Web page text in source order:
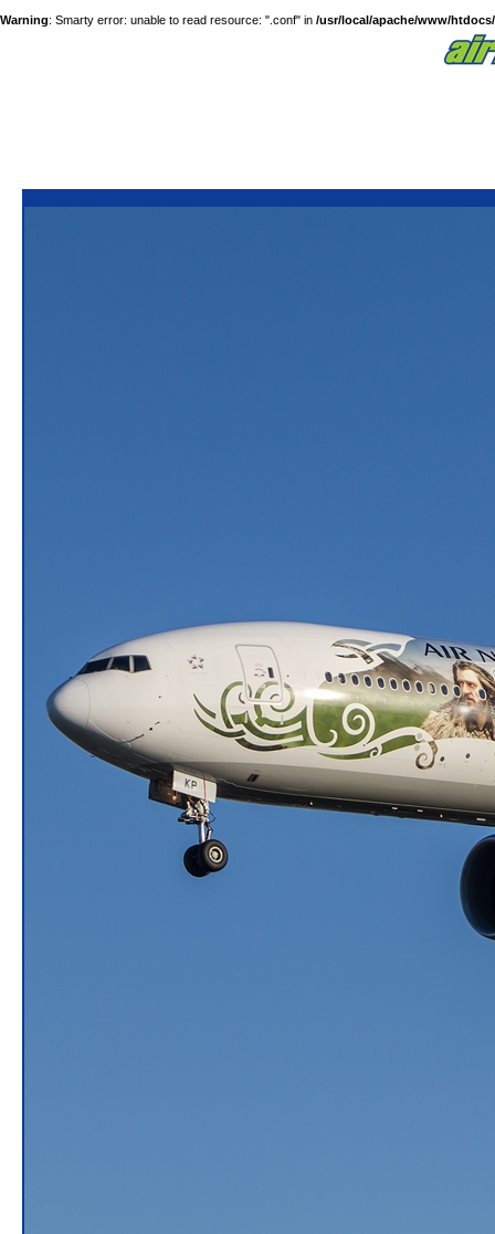
Warning: Smarty error: unable to read resource: ".conf" in /usr/local/apache/www/